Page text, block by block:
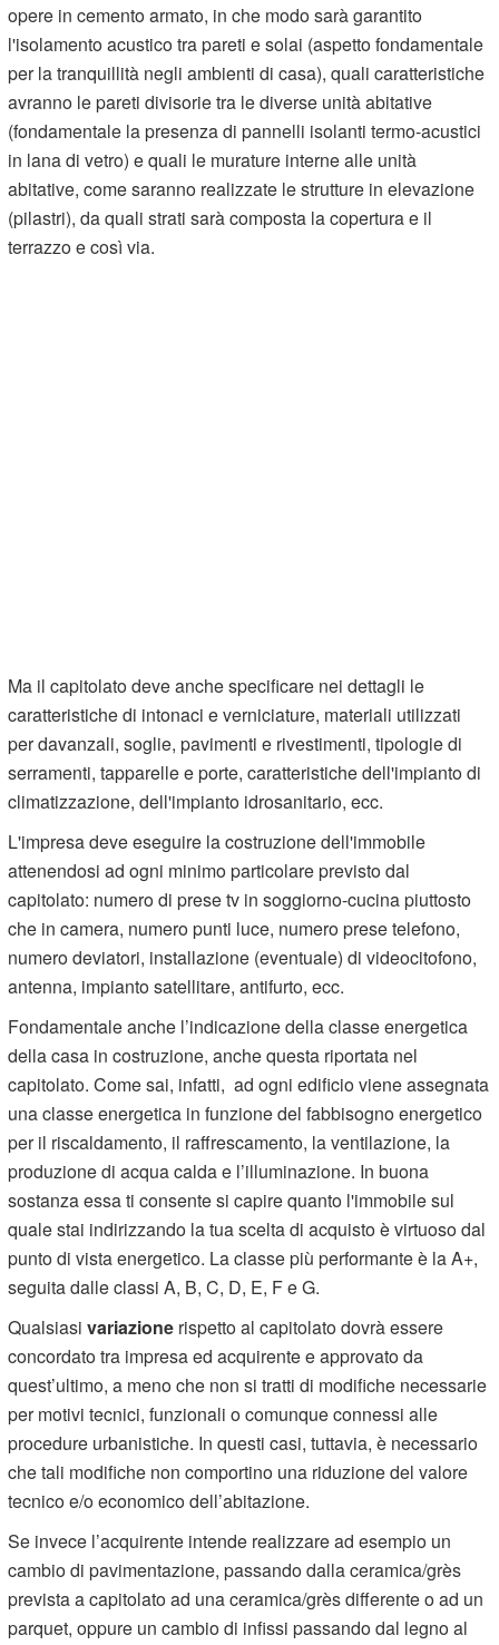
opere in cemento armato, in che modo sarà garantito
l'isolamento acustico tra pareti e solai (aspetto fondamentale
per la tranquillità negli ambienti di casa), quali caratteristiche
avranno le pareti divisorie tra le diverse unità abitative
(fondamentale la presenza di pannelli isolanti termo-acustici
in lana di vetro) e quali le murature interne alle unità
abitative, come saranno realizzate le strutture in elevazione
(pilastri), da quali strati sarà composta la copertura e il
terrazzo e così via.
Ma il capitolato deve anche specificare nei dettagli le
caratteristiche di intonaci e verniciature, materiali utilizzati
per davanzali, soglie, pavimenti e rivestimenti, tipologie di
serramenti, tapparelle e porte, caratteristiche dell'impianto di
climatizzazione, dell'impianto idrosanitario, ecc.
L'impresa deve eseguire la costruzione dell'immobile
attenendosi ad ogni minimo particolare previsto dal
capitolato: numero di prese tv in soggiorno-cucina piuttosto
che in camera, numero punti luce, numero prese telefono,
numero deviatori, installazione (eventuale) di videocitofono,
antenna, impianto satellitare, antifurto, ecc.
Fondamentale anche l’indicazione della classe energetica
della casa in costruzione, anche questa riportata nel
capitolato. Come sai, infatti, ad ogni edificio viene assegnata
una classe energetica in funzione del fabbisogno energetico
per il riscaldamento, il raffrescamento, la ventilazione, la
produzione di acqua calda e l’illuminazione. In buona
sostanza essa ti consente si capire quanto l'immobile sul
quale stai indirizzando la tua scelta di acquisto è virtuoso dal
punto di vista energetico. La classe più performante è la A+,
seguita dalle classi A, B, C, D, E, F e G.
Qualsiasivariazione rispetto al capitolato dovrà essere
concordato tra impresa ed acquirente e approvato da
quest’ultimo, a meno che non si tratti di modifiche necessarie
per motivi tecnici, funzionali o comunque connessi alle
procedure urbanistiche. In questi casi, tuttavia, è necessario
che tali modifiche non comportino una riduzione del valore
tecnico e/o economico dell’abitazione.
Se invece l’acquirente intende realizzare ad esempio un
cambio di pavimentazione, passando dalla ceramica/grès
prevista a capitolato ad una ceramica/grès differente o ad un
parquet, oppure un cambio di infissi passando dal legno al